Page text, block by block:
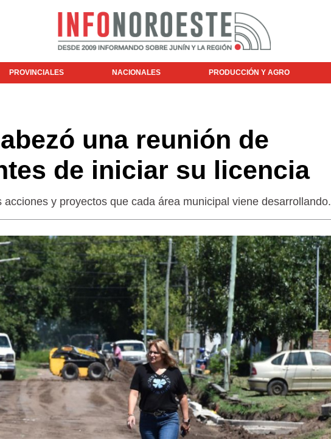
PROVINCIALES NACIONALES PRODUCCIÓN Y AGRO
una reunión de
de iniciar su licencia
y proyectos que cada área municipal viene desarrollando.